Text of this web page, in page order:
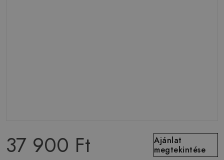
37 900 Ft
Ajánlat
megtekintése